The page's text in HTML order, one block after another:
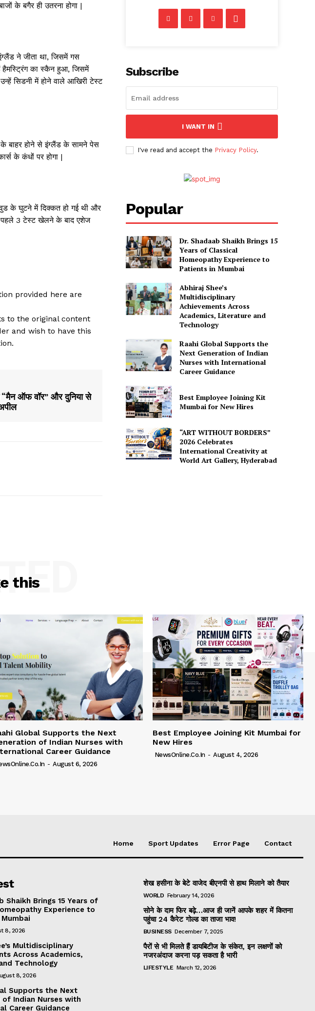
के बगैर ही उतरना होगा |
ने जीता था, जिसमें गस
हैमस्ट्रिंग का स्कैन हुआ, जिसमें
सिडनी में होने वाले आखिरी टेस्ट
बाहर होने से इंग्लैंड के सामने पेस
के कंधों पर होगा |
के घुटने में दिक्कत हो गई थी और
पहले 3 टेस्ट खेलने के बाद एशेज
provided here are
to the original content
and wish to have this
“मैन ऑफ वॉर” और दुनिया से
Subscribe
I WANT IN
I've read and accept the Privacy Policy.
Popular
Dr. Shadaab Shaikh Brings 15
Years of Classical
Homeopathy Experience to
Patients in Mumbai
Abhiraj Shee’s
Multidisciplinary
Achievements Across
Academics, Literature and
Technology
Raahi Global Supports the
Next Generation of Indian
Nurses with International
Career Guidance
Best Employee Joining Kit
Mumbai for New Hires
“ART WITHOUT BORDERS”
2026 Celebrates
International Creativity at
World Art Gallery, Hyderabad
this
Global Supports the Next
of Indian Nurses with
Career Guidance
- August 6, 2026
Best Employee Joining Kit Mumbai for
New Hires
NewsOnline.co.in - August 4, 2026
Home Sport Updates Error Page Contact
Shaikh Brings 15 Years of
Experience to
8, 2026
Multidisciplinary
Across Academics,
Technology
8, 2026
Supports the Next
of Indian Nurses with
Career Guidance
शेख हसीना के बेटे वाजेद बीएनपी से हाथ मिलाने को तैयार
WORLD February 14, 2026
सोने के दाम फिर बढ़े…आज ही जानें आपके शहर में कितना
पहुंचा 24 कैरेट गोल्ड का ताजा भाव!
BUSINESS December 7, 2025
पैरों से भी मिलते हैं डायबिटीज के संकेत, इन लक्षणों को
नजरअंदाज करना पड़ सकता है भारी
LIFESTYLE March 12, 2026